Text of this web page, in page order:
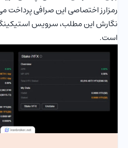
رمزارز اختصاصی این صرافی پرداخت
است.